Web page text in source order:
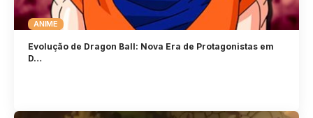
ANIME
Evolução de Dragon Ball: Nova Era de Protagonistas em
D…